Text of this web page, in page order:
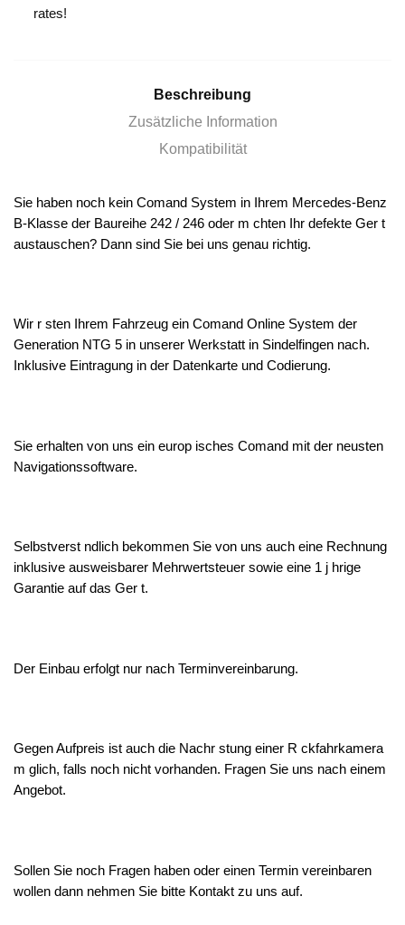
Einbau
rates!
Beschreibung
Zusätzliche Information
Kompatibilität
Sie haben noch kein Comand System in Ihrem Mercedes-Benz
B-Klasse der Baureihe 242 / 246 oder m chten Ihr defekte Ger t
austauschen? Dann sind Sie bei uns genau richtig.
Wir r sten Ihrem Fahrzeug ein Comand Online System der
Generation NTG 5 in unserer Werkstatt in Sindelfingen nach.
Inklusive Eintragung in der Datenkarte und Codierung.
Sie erhalten von uns ein europ isches Comand mit der neusten
Navigationssoftware.
Selbstverst ndlich bekommen Sie von uns auch eine Rechnung
inklusive ausweisbarer Mehrwertsteuer sowie eine 1 j hrige
Garantie auf das Ger t.
Der Einbau erfolgt nur nach Terminvereinbarung.
Gegen Aufpreis ist auch die Nachr stung einer R ckfahrkamera
m glich, falls noch nicht vorhanden. Fragen Sie uns nach einem
Angebot.
Sollen Sie noch Fragen haben oder einen Termin vereinbaren
wollen dann nehmen Sie bitte Kontakt zu uns auf.